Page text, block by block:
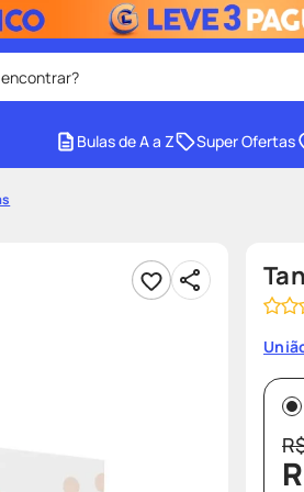
8º
teste
Bulas de A a Z Super Ofertas